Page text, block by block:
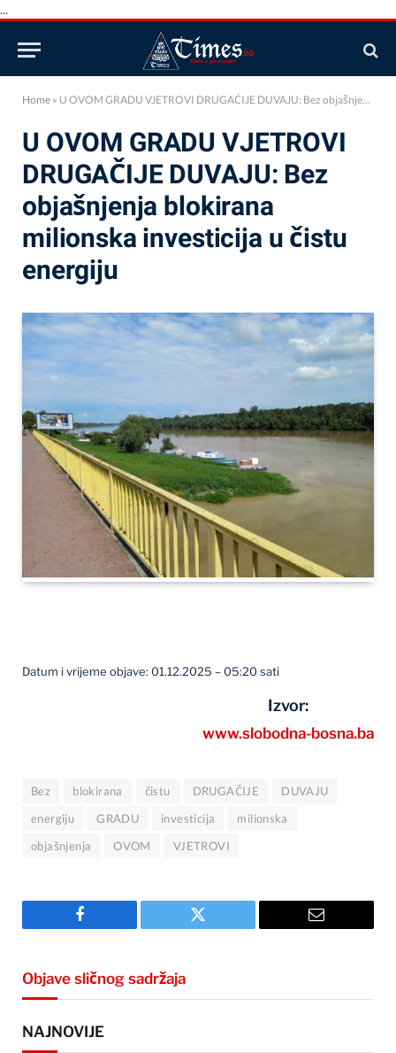
...
Home » U OVOM GRADU VJETROVI DRUGAČIJE DUVAJU: Bez objašnjenja blokirana milionska investicija u čistu energiju
U OVOM GRADU VJETROVI
DRUGAČIJE DUVAJU: Bez
objašnjenja blokirana
milionska investicija u čistu
energiju
Datum i vrijeme objave: 01.12.2025 – 05:20 sati
Izvor:
www.slobodna-bosna.ba
Bez blokirana čistu DRUGAČIJE
DUVAJU
energiju
GRADU investicija
milionska
objašnjenja
OVOM VJETROVI
Facebook Twitter Email
Objave sličnog sadržaja
NAJNOVIJE